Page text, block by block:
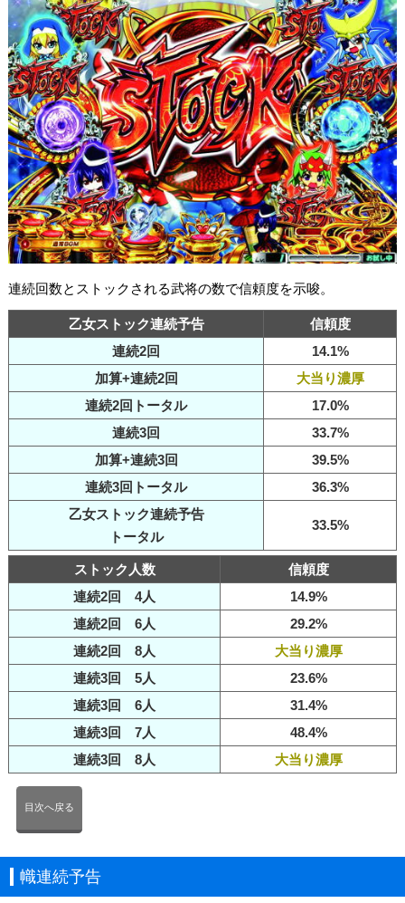
連続回数とストックされる武将の数で信頼度を示唆。
乙女ストック連続予告
信頼度
連続2回
14.1%
加算+連続2回
大当り濃厚
連続2回トータル
17.0%
連続3回
33.7%
加算+連続3回
39.5%
連続3回トータル
36.3%
乙女ストック連続予告
トータル
33.5%
ストック人数
信頼度
連続2回 4人
14.9%
連続2回 6人
29.2%
連続2回 8人
大当り濃厚
連続3回 5人
23.6%
連続3回 6人
31.4%
連続3回 7人
48.4%
連続3回 8人
大当り濃厚
目次へ戻る
幟連続予告